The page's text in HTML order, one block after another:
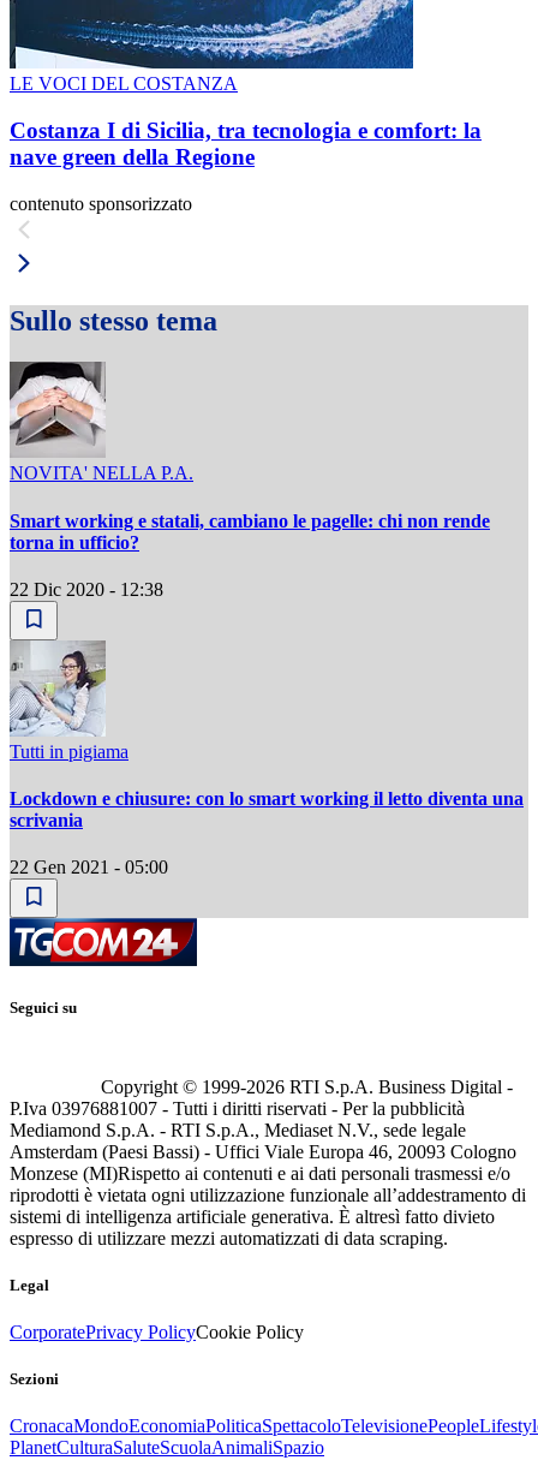
LE VOCI DEL COSTANZA
Costanza I di Sicilia, tra tecnologia e comfort: la
nave green della Regione
contenuto sponsorizzato
Sullo stesso tema
NOVITA' NELLA P.A.
Smart working e statali, cambiano le pagelle: chi non rende
torna in ufficio?
22 Dic 2020 - 12:38
Tutti in pigiama
Lockdown e chiusure: con lo smart working il letto diventa una
scrivania
22 Gen 2021 - 05:00
Seguici su
Copyright © 1999-2026 RTI S.p.A. Business Digital -
P.Iva 03976881007 - Tutti i diritti riservati - Per la pubblicità
Mediamond S.p.A. - RTI S.p.A., Mediaset N.V., sede legale
Amsterdam (Paesi Bassi) - Uffici Viale Europa 46, 20093 Cologno
Monzese (MI)Rispetto ai contenuti e ai dati personali trasmessi e/o
riprodotti è vietata ogni utilizzazione funzionale all’addestramento di
sistemi di intelligenza artificiale generativa. È altresì fatto divieto
espresso di utilizzare mezzi automatizzati di data scraping.
Legal
CorporatePrivacy PolicyCookie Policy
Sezioni
CronacaMondoEconomiaPoliticaSpettacoloTelevisionePeople
PlanetCulturaSaluteScuolaAnimaliSpazio